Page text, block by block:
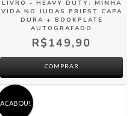
LIVRO - HEAVY DUTY: MINHA
VIDA NO JUDAS PRIEST CAPA
DURA + BOOKPLATE
AUTOGRAFADO
R$149,90
ACABOU!